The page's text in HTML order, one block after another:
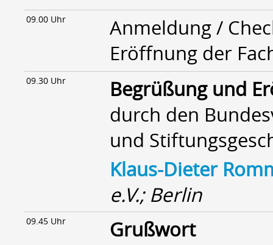
09.00 Uhr
Anmeldung /
Eröffnung der
09.30 Uhr
Begrüßung und
durch den
und
Klaus-Dieter
e.V.; Berlin
09.45 Uhr
Grußwort